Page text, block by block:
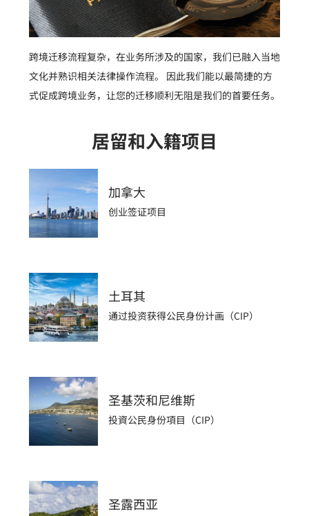
跨境迁移流程复杂，在业务所涉及的国家，我们已融入当地
文化并熟识相关法律操作流程。 因此我们能以最简捷的方
式促成跨境业务，让您的迁移顺利无阻是我们的首要任务。
居留和入籍项目
加拿大
创业签证项目
土耳其
通过投资获得公民身份计画（CIP）
圣基茨和尼维斯
投資公民身份項目（CIP）
圣露西亚